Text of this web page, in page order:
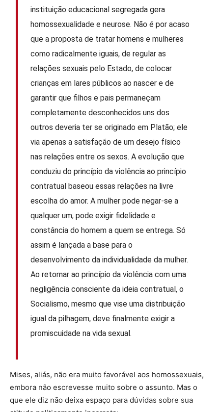
instituição educacional segregada gera
homossexualidade e neurose. Não é por acaso
que a proposta de tratar homens e mulheres
como radicalmente iguais, de regular as
relações sexuais pelo Estado, de colocar
crianças em lares públicos ao nascer e de
garantir que filhos e pais permaneçam
completamente desconhecidos uns dos
outros deveria ter se originado em Platão; ele
via apenas a satisfação de um desejo físico
nas relações entre os sexos. A evolução que
conduziu do princípio da violência ao princípio
contratual baseou essas relações na livre
escolha do amor. A mulher pode negar-se a
qualquer um, pode exigir fidelidade e
constância do homem a quem se entrega. Só
assim é lançada a base para o
desenvolvimento da individualidade da mulher.
Ao retornar ao princípio da violência com uma
negligência consciente da ideia contratual, o
Socialismo, mesmo que vise uma distribuição
igual da pilhagem, deve finalmente exigir a
promiscuidade na vida sexual.
Mises, aliás, não era muito favorável aos homossexuais,
embora não escrevesse muito sobre o assunto. Mas o
que ele diz não deixa espaço para dúvidas sobre sua